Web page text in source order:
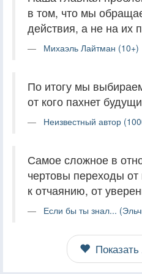
в том, что мы
действия, а не на их
Михаэль Лайтман (10+)
По итогу мы
от кого пахнет
Неизвестный автор
Самое сложное в
чертовы переходы
к отчаянию, от
Если бы ты знал...